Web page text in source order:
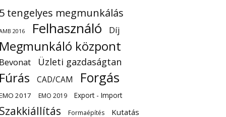
tengelyes megmunkálás
2016 Felhasználó Díj
központ
Üzleti gazdaságtan
CAD/CAM Forgás
2017 EMO 2019 Export - Import
Formaépítés Kutatás